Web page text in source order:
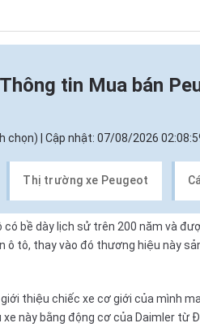
Thông tin Mua bán
chọn) | Cập nhật: 07/08/2026
Thị trường xe Peugeot
bề dày lịch sử trên 200 năm và
ô tô, thay vào đó thương hiệu này
thiệu chiếc xe cơ giới của mình
này bằng động cơ của Daimler từ